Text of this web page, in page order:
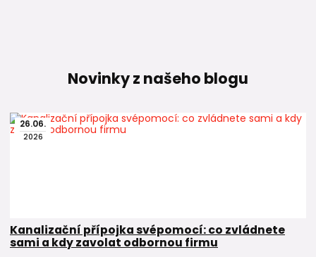
Novinky z našeho blogu
26.06.
2026
Kanalizační přípojka svépomocí: co zvládnete
sami a kdy zavolat odbornou firmu